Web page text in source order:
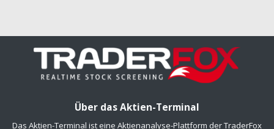
Über das Aktien-Terminal
Das Aktien-Terminal ist eine Aktienanalyse-Plattform der TraderFox